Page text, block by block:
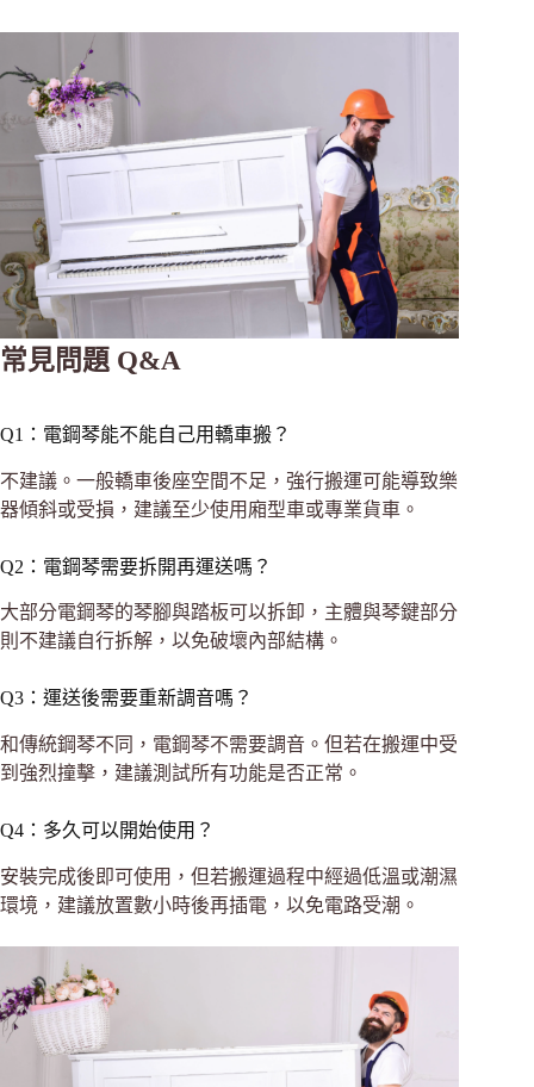
常見問題 Q&A
Q1：電鋼琴能不能自己用轎車搬？
不建議。一般轎車後座空間不足，強行搬運可能導致樂
器傾斜或受損，建議至少使用廂型車或專業貨車。
Q2：電鋼琴需要拆開再運送嗎？
大部分電鋼琴的琴腳與踏板可以拆卸，主體與琴鍵部分
則不建議自行拆解，以免破壞內部結構。
Q3：運送後需要重新調音嗎？
和傳統鋼琴不同，電鋼琴不需要調音。但若在搬運中受
到強烈撞擊，建議測試所有功能是否正常。
Q4：多久可以開始使用？
安裝完成後即可使用，但若搬運過程中經過低溫或潮濕
環境，建議放置數小時後再插電，以免電路受潮。